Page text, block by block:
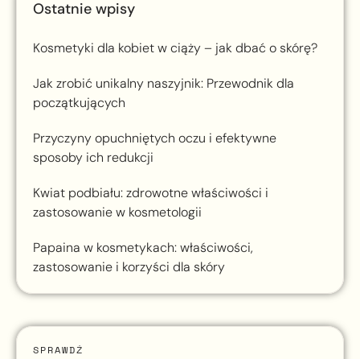
Ostatnie wpisy
Kosmetyki dla kobiet w ciąży – jak dbać o skórę?
Jak zrobić unikalny naszyjnik: Przewodnik dla
początkujących
Przyczyny opuchniętych oczu i efektywne
sposoby ich redukcji
Kwiat podbiału: zdrowotne właściwości i
zastosowanie w kosmetologii
Papaina w kosmetykach: właściwości,
zastosowanie i korzyści dla skóry
SPRAWDŹ